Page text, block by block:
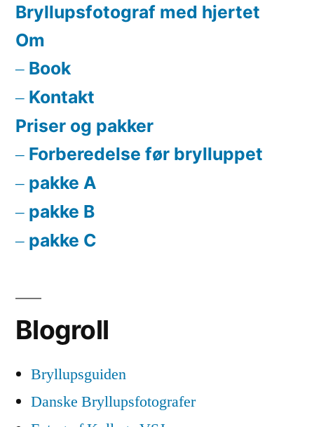
Bryllupsfotograf med hjertet
Om
Book
Kontakt
Priser og pakker
Forberedelse før brylluppet
pakke A
pakke B
pakke C
Blogroll
Bryllupsguiden
Danske Bryllupsfotografer